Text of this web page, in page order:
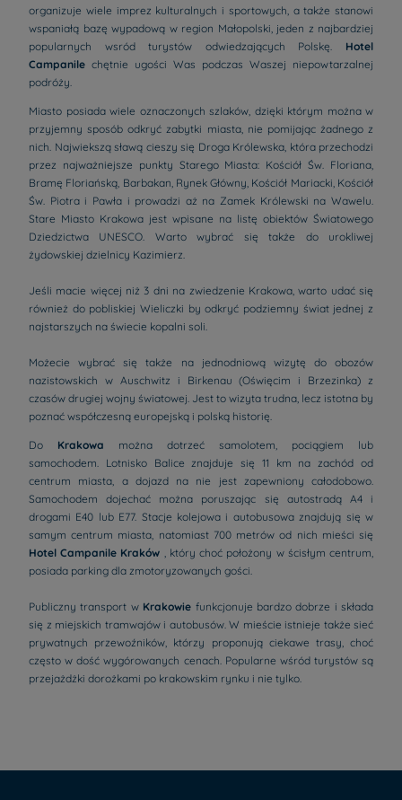
organizuje wiele imprez kulturalnych i sportowych, a także stanowi
wspaniałą bazę wypadową w region Małopolski, jeden z najbardziej
popularnych wsród turystów odwiedzających Polskę. Hotel
Campanile chętnie ugości Was podczas Waszej niepowtarzalnej
podróży.
Miasto posiada wiele oznaczonych szlaków, dzięki którym można w
przyjemny sposób odkryć zabytki miasta, nie pomijając żadnego z
nich. Najwiekszą sławą cieszy się Droga Królewska, która przechodzi
przez najważniejsze punkty Starego Miasta: Kościół Św. Floriana,
Bramę Floriańską, Barbakan, Rynek Główny, Kościół Mariacki, Kościół
Św. Piotra i Pawła i prowadzi aż na Zamek Królewski na Wawelu.
Stare Miasto Krakowa jest wpisane na listę obiektów Światowego
Dziedzictwa UNESCO. Warto wybrać się także do urokliwej
żydowskiej dzielnicy Kazimierz.
Jeśli macie więcej niż 3 dni na zwiedzenie Krakowa, warto udać się
również do pobliskiej Wieliczki by odkryć podziemny świat jednej z
najstarszych na świecie kopalni soli.
Możecie wybrać się także na jednodniową wizytę do obozów
nazistowskich w Auschwitz i Birkenau (Oświęcim i Brzezinka) z
czasów drugiej wojny światowej. Jest to wizyta trudna, lecz istotna by
poznać współczesną europejską i polską historię.
Do Krakowa można dotrzeć samolotem, pociągiem lub
samochodem. Lotnisko Balice znajduje się 11 km na zachód od
centrum miasta, a dojazd na nie jest zapewniony całodobowo.
Samochodem dojechać można poruszając się autostradą A4 i
drogami E40 lub E77. Stacje kolejowa i autobusowa znajdują się w
samym centrum miasta, natomiast 700 metrów od nich mieści się
Hotel Campanile Kraków , który choć położony w ścisłym centrum,
posiada parking dla zmotoryzowanych gości.
Publiczny transport w Krakowie funkcjonuje bardzo dobrze i składa
się z miejskich tramwajów i autobusów. W mieście istnieje także sieć
prywatnych przewoźników, którzy proponują ciekawe trasy, choć
często w dość wygórowanych cenach. Popularne wśród turystów są
przejażdżki dorożkami po krakowskim rynku i nie tylko.
Hotele - Wrocław
Hotele - Paryż